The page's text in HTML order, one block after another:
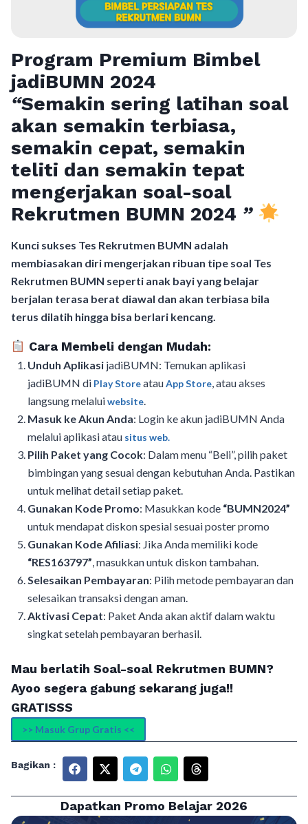
Program Premium Bimbel
jadiBUMN 2024
“Semakin sering latihan soal
akan semakin terbiasa,
semakin cepat, semakin
teliti dan semakin tepat
mengerjakan soal-soal
Rekrutmen BUMN 2024 ”
Kunci sukses Tes Rekrutmen BUMN adalah
membiasakan diri mengerjakan ribuan tipe soal Tes
Rekrutmen BUMN seperti anak bayi yang belajar
berjalan terasa berat diawal dan akan terbiasa bila
terus dilatih hingga bisa berlari kencang.
Cara Membeli dengan Mudah:
Unduh Aplikasi jadiBUMN: Temukan aplikasi
jadiBUMN di Play StoreatauApp Store, atau akses
langsung melaluiwebsite.
Masuk ke Akun Anda: Login ke akun jadiBUMN Anda
melalui aplikasi atau situs web.
Pilih Paket yang Cocok: Dalam menu “Beli”, pilih paket
bimbingan yang sesuai dengan kebutuhan Anda. Pastikan
untuk melihat detail setiap paket.
Gunakan Kode Promo: Masukkan kode “BUMN2024”
untuk mendapat diskon spesial sesuai poster promo
Gunakan Kode Afiliasi: Jika Anda memiliki kode
“RES163797”, masukkan untuk diskon tambahan.
Selesaikan Pembayaran: Pilih metode pembayaran dan
selesaikan transaksi dengan aman.
Aktivasi Cepat: Paket Anda akan aktif dalam waktu
singkat setelah pembayaran berhasil.
Mau berlatih Soal-soal Rekrutmen BUMN?
Ayoo segera gabung sekarang juga!!
GRATISSS
>> Masuk Grup Gratis <<
Bagikan :
Dapatkan Promo Belajar 2026